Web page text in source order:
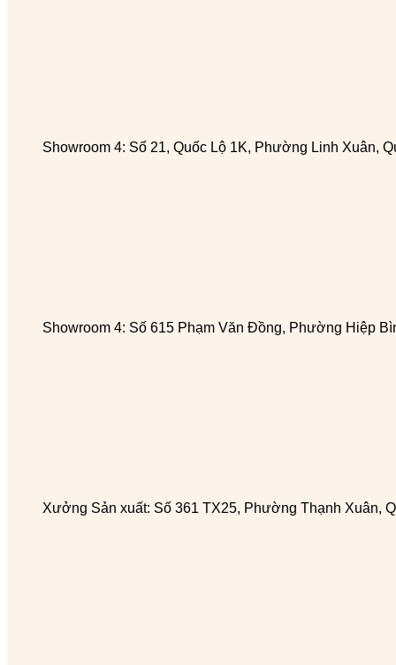
Showroom 4: Số 21, Quốc Lộ 1K, Phường Linh Xuân,
Showroom 4: Số 615 Phạm Văn Đồng, Phường Hiệp
Xưởng Sản xuất: Số 361 TX25, Phường Thạnh Xuân,